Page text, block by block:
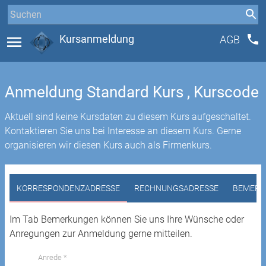
menu Kursanmeldung AGB phone
Anmeldung Standard Kurs , Kurscode
Aktuell sind keine Kursdaten zu diesem Kurs aufgeschaltet.
Kontaktieren Sie uns bei Interesse an diesem Kurs. Gerne
organisieren wir diesen Kurs auch als Firmenkurs.
KORRESPONDENZADRESSE RECHNUNGSADRESSE
Im Tab Bemerkungen können Sie uns Ihre Wünsche oder
Anregungen zur Anmeldung gerne mitteilen.
Anrede *